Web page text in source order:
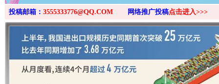
投稿邮箱： 3555333776@QQ.COM 网络推广投稿点击进入>>>